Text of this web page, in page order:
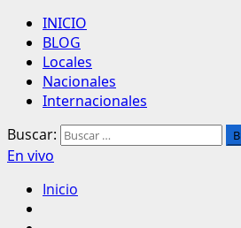
INICIO
BLOG
Locales
Nacionales
Internacionales
Buscar:
En vivo
Inicio